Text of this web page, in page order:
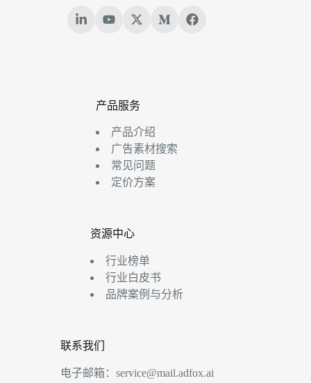
产品服务
产品介绍
广告素材搜索
常见问题
定价方案
资源中心
行业榜单
行业白皮书
品牌案例与分析
联系我们
电子邮箱： service@mail.adfox.ai